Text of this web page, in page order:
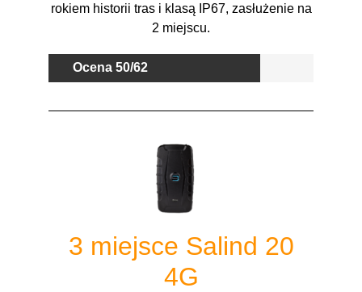
rokiem historii tras i klasą IP67, zasłużenie na
2 miejscu.
Ocena 50/62
3 miejsce Salind 20
4G